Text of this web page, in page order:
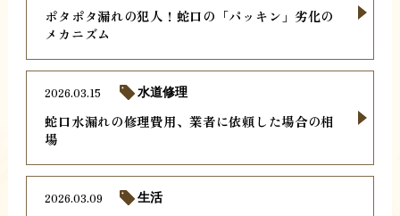
ポタポタ漏れの犯人！蛇口の「パッキン」劣化の
メカニズム
蛇口水漏れの修理費用、業者に依頼した場合の相
場
2026.03.15 水道修理
2026.03.09 生活